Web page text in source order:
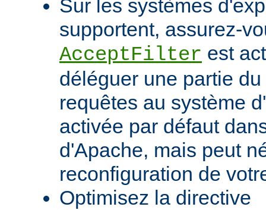
Sur les systèmes
supportent, assurez-
AcceptFilter est
déléguer une partie
requêtes au système
activée par défaut
d'Apache, mais peut
reconfiguration de
Optimisez la directive